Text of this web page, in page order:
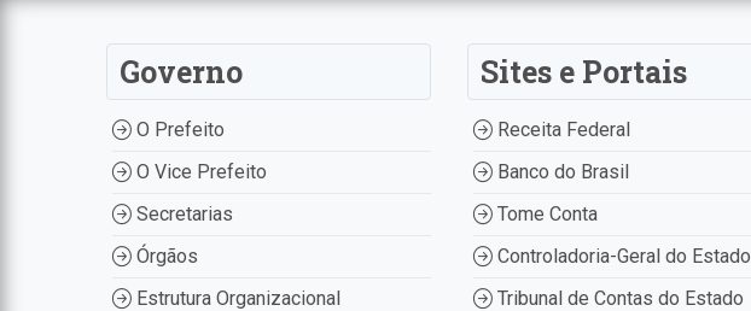
Governo
O Prefeito
O Vice Prefeito
Secretarias
Órgãos
Estrutura Organizacional
Sites e Portais
Receita Federal
Banco do Brasil
Tome Conta
Controladoria-Geral do Estado
Tribunal de Contas do Estado